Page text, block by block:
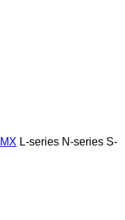
L-series N-series S-